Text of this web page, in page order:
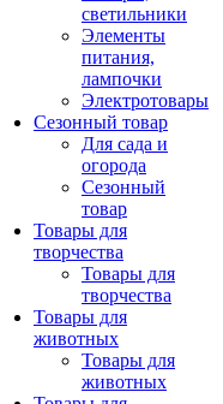
светильники
Элементы
питания,
лампочки
Электротовары
Сезонный товар
Для сада и
огорода
Сезонный
товар
Товары для
творчества
Товары для
творчества
Товары для
животных
Товары для
животных